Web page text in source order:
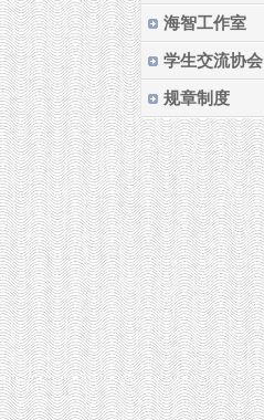
海智工作室
学生交流协会
规章制度